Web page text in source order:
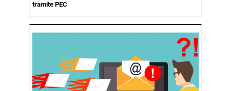
tramite PEC